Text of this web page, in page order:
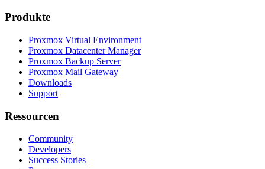
Produkte
Proxmox Virtual Environment
Proxmox Datacenter Manager
Proxmox Backup Server
Proxmox Mail Gateway
Downloads
Support
Ressourcen
Community
Developers
Success Stories